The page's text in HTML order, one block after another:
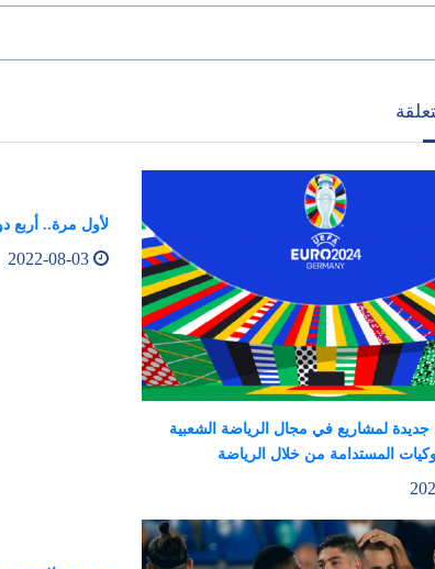
لمشاريع في مجال الرياضة الشعبية
المستدامة من خلال الرياضة
لأول مرة.. أربع